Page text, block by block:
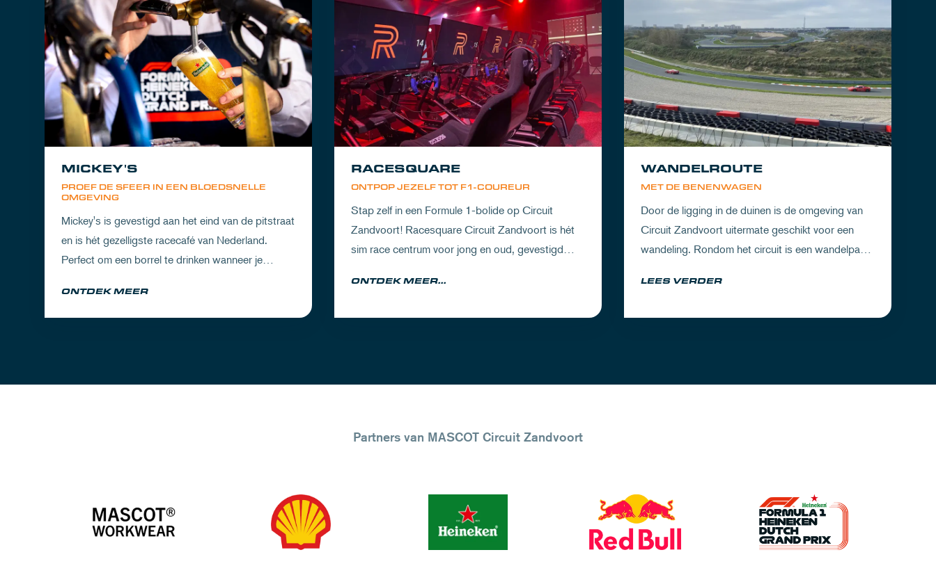
PROEF DE SFEER IN EEN BLOEDSNELLE
OMGEVING
MICKEY'S
Mickey's is gevestigd aan het eind van de pitstraat
en is hét gezelligste racecafé van Nederland.
Perfect om een borrel te drinken wanneer je
na een dag vol inspanning.
ONTDEK MEER
ONTPOP JEZELF TOT F1-COUREUR
RACESQUARE
Stap zelf in een Formule 1-bolide op Circuit
Zandvoort! Racesquare Circuit Zandvoort is hét
sim race centrum voor jong en oud, gevestigd
vader, moeder, opa, oma of zakenrelaties van een
ONTDEK MEER...
MET DE BENENWAGEN
WANDELROUTE
Door de ligging in de duinen is de omgeving van
Circuit Zandvoort uitermate geschikt voor een
wandeling. Rondom het circuit is een wandelpad
LEES VERDER
Partners van MASCOT Circuit Zandvoort